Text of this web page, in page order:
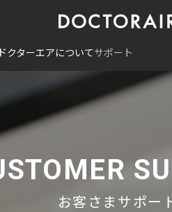
ドクターエアについてサポート
お客さまサポー